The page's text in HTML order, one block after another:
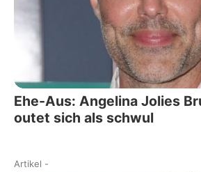
Ehe-Aus: Angelina Jolies
outet sich als schwul
Artikel -